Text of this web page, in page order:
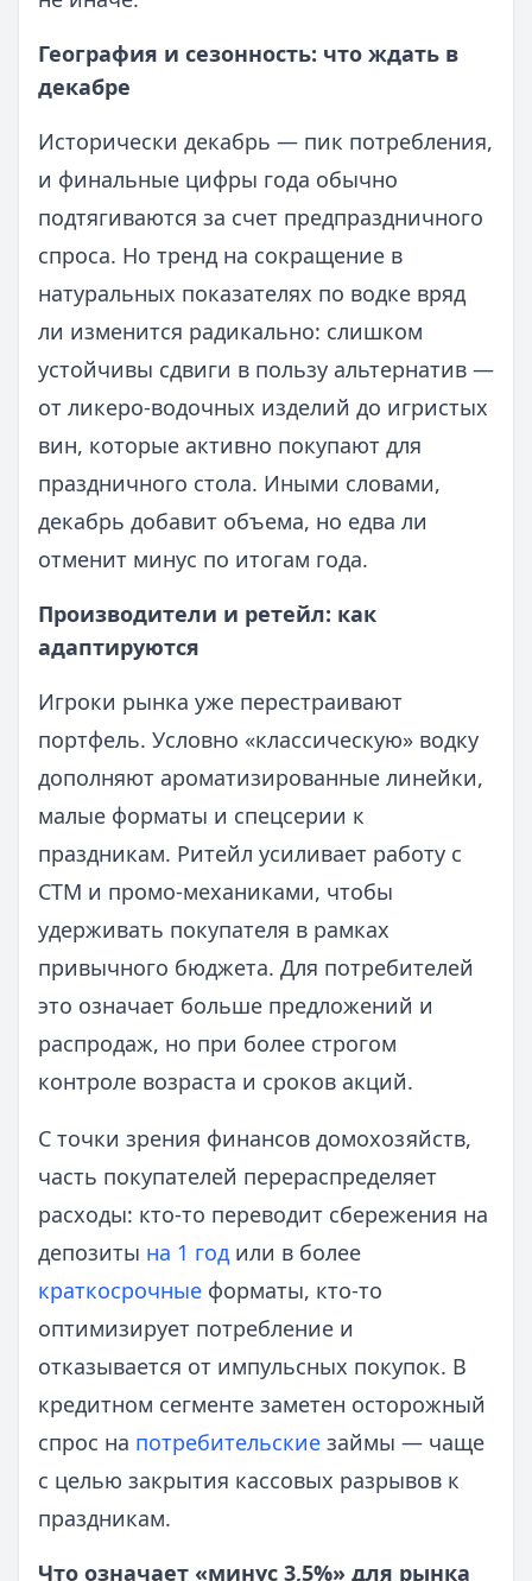
География и сезонность: что ждать в
декабре
Исторически декабрь — пик потребления,
и финальные цифры года обычно
подтягиваются за счет предпраздничного
спроса. Но тренд на сокращение в
натуральных показателях по водке вряд
ли изменится радикально: слишком
устойчивы сдвиги в пользу альтернатив —
от ликеро‑водочных изделий до игристых
вин, которые активно покупают для
праздничного стола. Иными словами,
декабрь добавит объема, но едва ли
отменит минус по итогам года.
Производители и ретейл: как
адаптируются
Игроки рынка уже перестраивают
портфель. Условно «классическую» водку
дополняют ароматизированные линейки,
малые форматы и спецсерии к
праздникам. Ритейл усиливает работу с
СТМ и промо‑механиками, чтобы
удерживать покупателя в рамках
привычного бюджета. Для потребителей
это означает больше предложений и
распродаж, но при более строгом
контроле возраста и сроков акций.
С точки зрения финансов домохозяйств,
часть покупателей перераспределяет
расходы: кто‑то переводит сбережения на
депозиты на 1 год или в более
краткосрочные форматы, кто‑то
оптимизирует потребление и
отказывается от импульсных покупок. В
кредитном сегменте заметен осторожный
спрос на потребительские займы — чаще
с целью закрытия кассовых разрывов к
праздникам.
Что означает «минус 3,5%» для рынка